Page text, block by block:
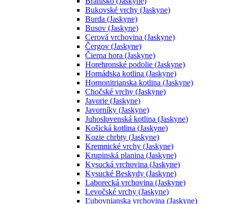
Bukovské vrchy (Jaskyne)
Burda (Jaskyne)
Busov (Jaskyne)
Cerová vrchovina (Jaskyne)
Čergov (Jaskyne)
Čierna hora (Jaskyne)
Horehronské podolie (Jaskyne)
Hornádska kotlina (Jaskyne)
Hornonitrianska kotlina (Jaskyne)
Chočské vrchy (Jaskyne)
Javorie (Jaskyne)
Javorníky (Jaskyne)
Juhoslovenská kotlina (Jaskyne)
Košická kotlina (Jaskyne)
Kozie chrbty (Jaskyne)
Kremnické vrchy (Jaskyne)
Krupinská planina (Jaskyne)
Kysucká vrchovina (Jaskyne)
Kysucké Beskydy (Jaskyne)
Laborecká vrchovina (Jaskyne)
Levočské vrchy (Jaskyne)
Ľubovnianska vrchovina (Jaskyne)